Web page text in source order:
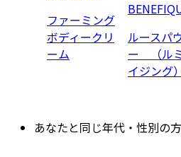
ファーミング
ボディークリ
ーム
ルースパ
ー （ル
イジング）
あなたと同じ年代・性別の